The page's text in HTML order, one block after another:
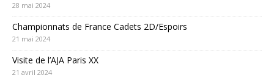
28 mai 2024
Championnats de France Cadets 2D/Espoirs
21 mai 2024
Visite de l’AJA Paris XX
21 avril 2024